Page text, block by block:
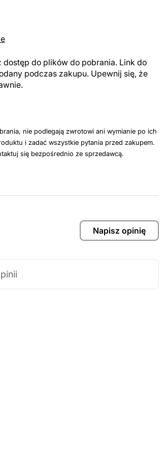
dostęp do plików do pobrania. Link do
podczas zakupu. Upewnij się, że
nie podlegają zwrotowi ani wymianie po ich
i zadać wszystkie pytania przed zakupem.
się bezpośrednio ze sprzedawcą.
Napisz opinię